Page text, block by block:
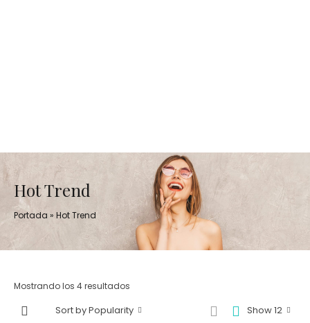
Hot Trend
Portada » Hot Trend
Mostrando los 4 resultados
Show 12
Sort by Popularity